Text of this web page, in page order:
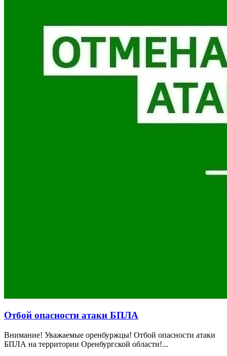
Отбой опасности атаки БПЛА
Внимание! Уважаемые оренбуржцы! Отбой опасности атаки
БПЛА на территории Оренбургской области!...